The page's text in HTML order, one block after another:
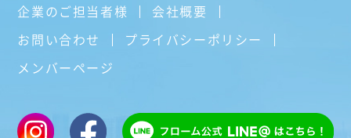
企業のご担当者様
会社概要
お問い合わせ
プライバシーポリシー
メンバーページ